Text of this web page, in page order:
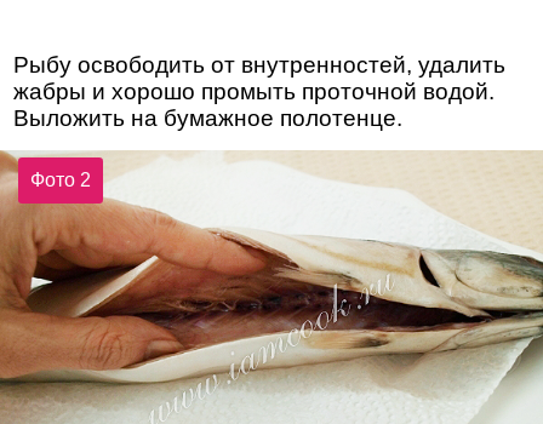
Рыбу освободить от внутренностей, удалить
жабры и хорошо промыть проточной водой.
Выложить на бумажное полотенце.
Фото 2